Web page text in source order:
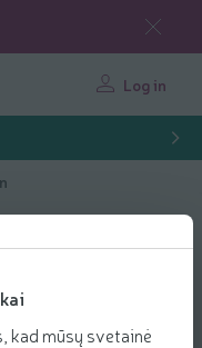
kad mūsų svetainė
Log in